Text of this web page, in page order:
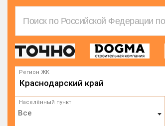
Регион ЖК
Краснодарский край
Населённый пункт